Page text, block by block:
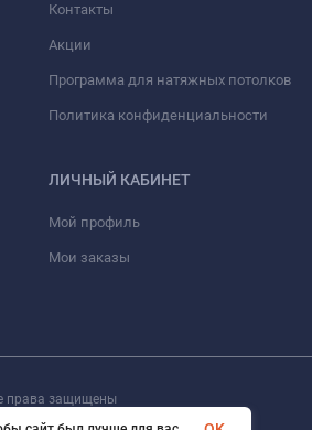
Контакты
Акции
Программа для натяжных потолков
Политика конфиденциальности
ЛИЧНЫЙ КАБИНЕТ
Мой профиль
Мои заказы
права защищены